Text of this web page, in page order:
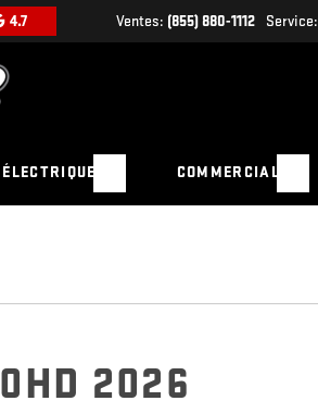
4.7 Ventes: (855) 880-1112 Service:
ÉLECTRIQUE COMMERCIAL
2026